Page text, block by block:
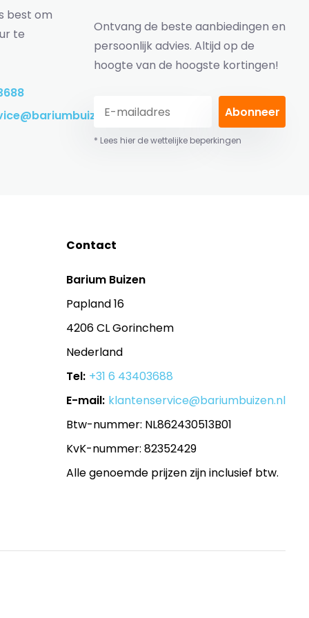
best om
te
Ontvang de beste aanbiedingen en
persoonlijk advies. Altijd op de
hoogte van de hoogste kortingen!
Abonneer
* Lees hier de wettelijke beperkingen
Contact
Barium Buizen
Papland 16
4206 CL Gorinchem
Nederland
Tel: +31 6 43403688
E-mail: klantenservice@bariumbuizen.nl
Btw-nummer: NL862430513B01
KvK-nummer: 82352429
Alle genoemde prijzen zijn inclusief btw.